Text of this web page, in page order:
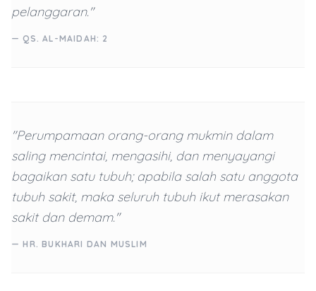
pelanggaran."
— QS. AL-MAIDAH: 2
"Perumpamaan orang-orang mukmin dalam
saling mencintai, mengasihi, dan menyayangi
bagaikan satu tubuh; apabila salah satu anggota
tubuh sakit, maka seluruh tubuh ikut merasakan
sakit dan demam."
— HR. BUKHARI DAN MUSLIM